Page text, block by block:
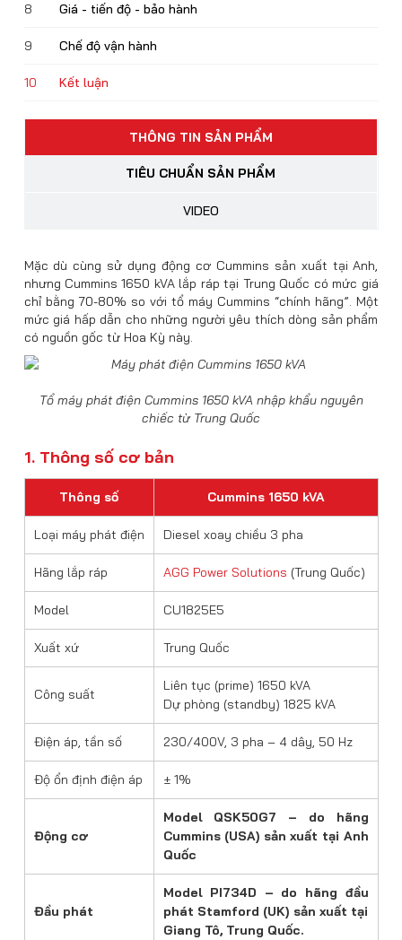
8 Giá - tiến độ - bảo hành
9 Chế độ vận hành
10 Kết luận
THÔNG TIN SẢN PHẨM
TIÊU CHUẨN SẢN PHẨM
VIDEO
Mặc dù cùng sử dụng động cơ Cummins sản xuất tại Anh,
nhưng Cummins 1650 kVA lắp ráp tại Trung Quốc có mức giá
chỉ bằng 70-80% so với tổ máy Cummins “chính hãng”. Một
mức giá hấp dẫn cho những người yêu thích dòng sản phẩm
có nguồn gốc từ Hoa Kỳ này.
Tổ máy phát điện Cummins 1650 kVA nhập khẩu nguyên
chiếc từ Trung Quốc
1. Thông số cơ bản
Thông số Cummins 1650 kVA
Loại máy phát điện Diesel xoay chiều 3 pha
Hãng lắp ráp AGG Power Solutions (Trung Quốc)
Model CU1825E5
Xuất xứ Trung Quốc
Công suất
Liên tục (prime) 1650 kVA
Dự phòng (standby) 1825 kVA
Điện áp, tần số 230/400V, 3 pha – 4 dây, 50 Hz
Độ ổn định điện áp ± 1%
Động cơ
Model QSK50G7 – do hãng
Cummins (USA) sản xuất tại Anh
Quốc
Đầu phát
Model PI734D – do hãng đầu
phát Stamford (UK) sản xuất tại
Giang Tô, Trung Quốc.